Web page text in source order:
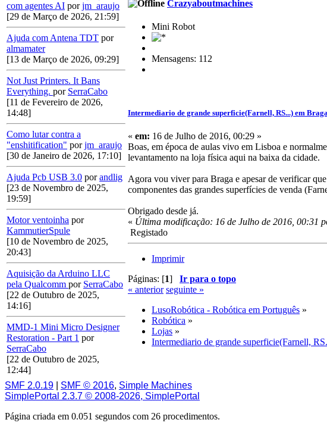
com agentes AI porjm_araujo
[29 de Março de 2026, 21:59]
Ajuda com Antena TDT por
almamater
[13 de Março de 2026, 09:29]
Not Just Printers. It Bans
Everything. por SerraCabo
[11 de Fevereiro de 2026,
14:48]
Como lutar contra a
"enshitification" porjm_araujo
[30 de Janeiro de 2026, 17:10]
Ajuda Pcb USB 3.0 porandlig
[23 de Novembro de 2025,
19:59]
Motor ventoinha por
KammutierSpule
[10 de Novembro de 2025,
20:43]
Aquisição da Arduino LLC
pela Qualcomm por SerraCabo
[22 de Outubro de 2025,
14:16]
MMD-1 Mini Micro Designer
Restoration - Part 1 por
SerraCabo
[22 de Outubro de 2025,
12:44]
Crazyaboutmachines
Mini Robot
Mensagens: 112
Intermediario de grande superficie(Farnell, RS...) em
« em: 16 de Julho de 2016, 00:29 »
Boas, em época de aulas vivo em Lisboa e
levantamento na loja física aqui na baixa da cidade.
Agora vou viver para Braga e apesar de verificar
componentes das grandes superfícies de venda
Obrigado desde já.
« Última modificação: 16 de Julho de 2016, 00:31
Registado
Imprimir
Páginas: [1] Ir para o topo
« anterior seguinte »
LusoRobótica - Robótica em Português »
Robótica »
Lojas »
Intermediario de grande superficie(Farnell,
SMF 2.0.19 SMF © 2016, Simple Machines
SimplePortal 2.3.7 © 2008-2026, SimplePortal
Página criada em 0.051 segundos com 26 procedimentos.